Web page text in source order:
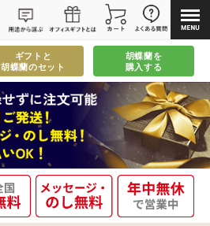
ギフトと
胡蝶蘭のセット
胡蝶蘭を
購入する